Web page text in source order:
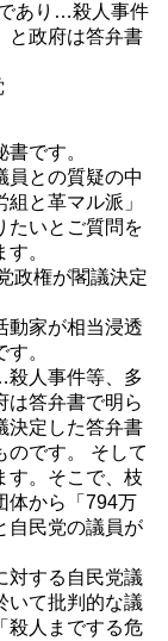
あり…殺人事件
と政府は答弁書
です。
との質疑の中
と革マル派」
たいとご質問を
。
政権が閣議決定
動家が相当浸透
。
人事件等、多
は答弁書で明ら
決定した答弁書
のです。 そして
す。そこで、枝
体から「794万
自民党の議員が
する自民党議
いて批判的な議
殺人までする危